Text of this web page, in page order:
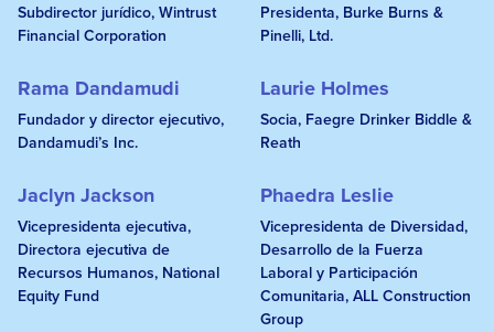
Subdirector jurídico, Wintrust
Financial Corporation
Presidenta, Burke Burns &
Pinelli, Ltd.
Rama Dandamudi
Fundador y director ejecutivo,
Dandamudi’s Inc.
Laurie Holmes
Socia, Faegre Drinker Biddle &
Reath
Jaclyn Jackson
Vicepresidenta ejecutiva,
Directora ejecutiva de
Recursos Humanos, National
Equity Fund
Phaedra Leslie
Vicepresidenta de Diversidad,
Desarrollo de la Fuerza
Laboral y Participación
Comunitaria, ALL Construction
Group